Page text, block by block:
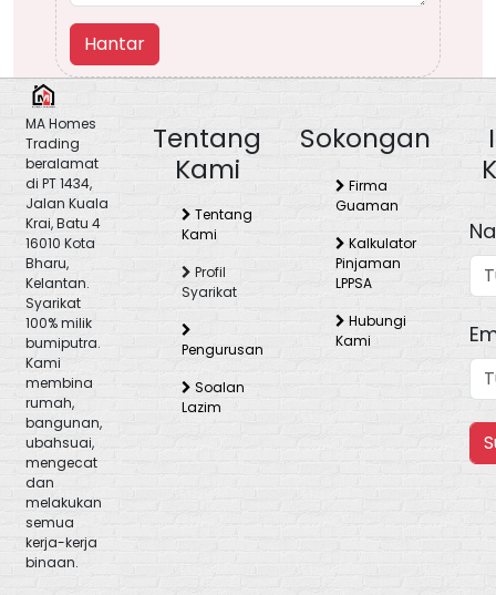
Hantar
MA Homes
Trading
beralamat
di PT 1434,
Jalan Kuala
Krai, Batu 4
16010 Kota
Bharu,
Kelantan.
Syarikat
100% milik
bumiputra.
Kami
membina
rumah,
bangunan,
ubahsuai,
mengecat
dan
melakukan
semua
kerja-kerja
binaan.
Tentang
Kami
Tentang
Kami
Profil
Syarikat
Pengurusan
Soalan
Lazim
Sokongan
Firma
Guaman
Kalkulator
Pinjaman
LPPSA
Hubungi
Kami